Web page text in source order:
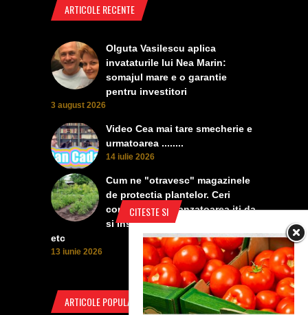
CITESTE SI
ARTICOLE RECENTE
Olguta Vasilescu aplica
invataturile lui Nea Marin:
somajul mare e o garantie
pentru investitori
3 august 2026
Video Cea mai tare smecherie e
urmatoarea ........
14 iulie 2026
Cum ne "otravesc" magazinele
de protectia plantelor. Ceri
contra manei, vanzatoarea iti da
si insecticid, pentru dezvoltare,
etc
13 iunie 2026
ARTICOLE POPULARE